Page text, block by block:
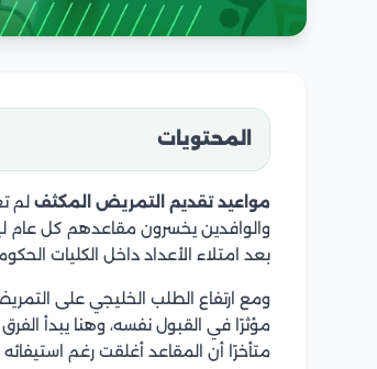
المحتويات
مواعيد تقديم التمريض المكثف لم
والوافدين يخسرون مقاعدهم كل عام
بعد امتلاء الأعداد داخل الكليات
مؤثرًا في القبول نفسه، وهنا يبدأ
متأخرًا أن المقاعد أغلقت رغم